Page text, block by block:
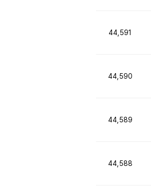
44,591
44,590
44,589
44,588